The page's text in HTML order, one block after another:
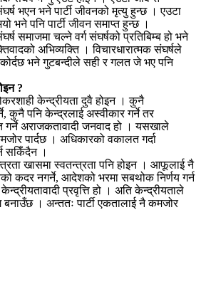
भएन भने पार्टी जीवनको मृत्यु हुन्छ । एउटा
भने पनि पार्टी जीवन समाप्त हुन्छ ।
समाजमा चल्ने वर्ग संघर्षको प्रतिबिम्ब हो भने
अभिव्यक्ति । विचारधारात्मक संघर्षले
भने गुटबन्दीले सही र गलत जे भए पनि
?
केन्द्रीयता दुवै होइन । कुनै
कुनै पनि केन्द्रलाई अस्वीकार गर्ने तर
गर्ने अराजकतावादी जनवाद हो । यसखाले
पार्दछ । अधिकारको वकालत गर्दा
सकिँदैन ।
खासमा स्वतन्त्रता पनि होइन । आफूलाई नै
कदर नगर्ने, आदेशको भरमा सबथोक निर्णय गर्न
प्रवृत्ति हो । अति केन्द्रीयताले
बनाउँछ । अन्ततः पार्टी एकतालाई नै कमजोर